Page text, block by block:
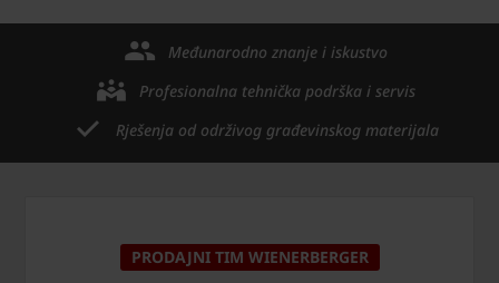
Međunarodno znanje i iskustvo
Profesionalna tehnička podrška i servis
Rješenja od održivog građevinskog materijala
PRODAJNI TIM WIENERBERGER